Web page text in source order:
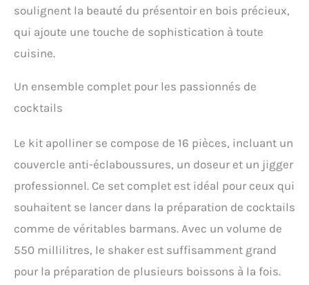
Shaker faits avec extrême facilite pour des
indispensable pour un set de spritz alcoolisés
Negroni pour bar, set complet, avec double
soulignent la beauté du présentoir en bois précieux,
qui ajoute une touche de sophistication à toute
cuisine.
Un ensemble complet pour les passionnés de
cocktails
Le kit apolliner se compose de 16 pièces, incluant un
couvercle anti-éclaboussures, un doseur et un jigger
professionnel. Ce set complet est idéal pour ceux qui
souhaitent se lancer dans la préparation de cocktails
comme de véritables barmans. Avec un volume de
550 millilitres, le shaker est suffisamment grand
pour la préparation de plusieurs boissons à la fois.